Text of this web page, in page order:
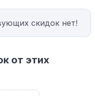
скидок нет!
от этих